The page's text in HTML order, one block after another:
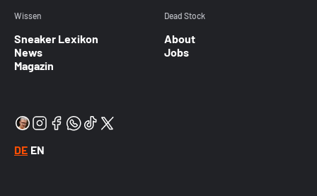
Wissen
Sneaker Lexikon
News
Magazin
Dead Stock
About
Jobs
DE EN